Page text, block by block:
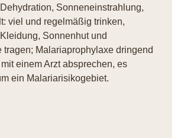
Sonneneinstrahlung,
viel und regelmäßig trinken,
Sonnenhut und
tragen; Malariaprophylaxe dringend
einem Arzt absprechen, es
ein Malariarisikogebiet.